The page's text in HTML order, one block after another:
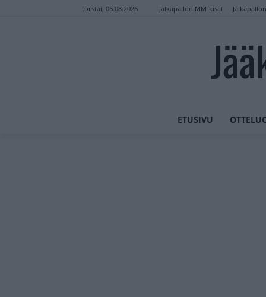
torstai, 06.08.2026 Jalkapallon MM-kisat
ETUSIVU